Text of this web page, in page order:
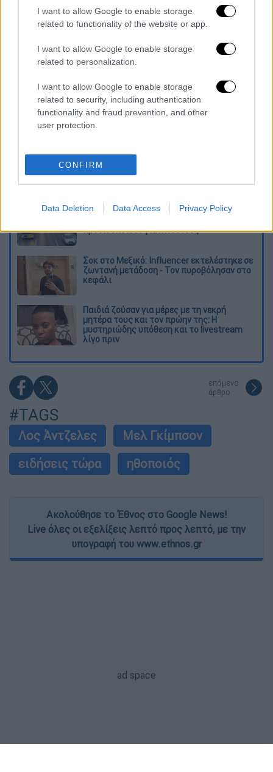
I want to allow Google to enable storage
related to functionality of the website or app.
I want to allow Google to enable storage
related to personalization.
I want to allow Google to enable storage
related to security, including authentication
functionality and fraud prevention, and other
user protection.
CONFIRM
Data Deletion Data Access Privacy Policy
NASA: Αυτοί είναι οι 4 αστροναύτες που
θα ταξιδέψουν στη Σελήνη - Η επίσημη
ανακοίνωση για την επιστροφή στο
φεγγάρι
Στεγαστικά δάνεια: Αυτά είναι τα νέα
εισοδηματικά κριτήρια για την
επιδότηση των φουσκωμένων δόσεων
Τα «γεράκια» της Ψάθας: Έσωσαν από τη
μεγάλη φωτιά τη γειτονιά που κάποτε τους
Κυνήγι χρόνου στα λεωφορεία: Οδηγοί
προειδοποιούν για κινδύνους
Σοκ στο Μεξικό: Influencer εκτελέστηκε σε
ζωντανή μετάδοση - Τον πυροβόλησαν στο
κεφάλι
Παιδιά ζούσαν για μέρες με τη νεκρή
μητέρα τους και τον πρώην της: Η
μυστηριώδης υπόθεση και το livestream
λίγο πριν
επόμενο
άρθρο
#TAGS
Λος Άντζελες
Μελ Γκίμπσον
ειδήσεις τώρα
ηθοποιός
Ακολούθησε το Έθνος στο Google News!
Live όλες οι εξελίξεις λεπτό προς λεπτό, με την
υπογραφή του www.ethnos.gr